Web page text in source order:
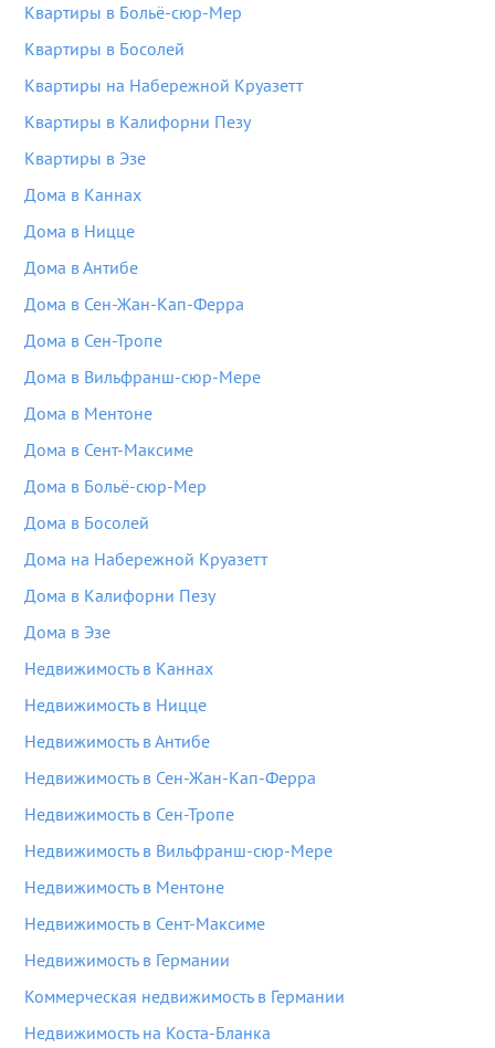
Квартиры в Больё-сюр-Мер
Квартиры в Босолей
Квартиры на Набережной Круазетт
Квартиры в Калифорни Пезу
Квартиры в Эзе
Дома в Каннах
Дома в Ницце
Дома в Антибе
Дома в Сен-Жан-Кап-Ферра
Дома в Сен-Тропе
Дома в Вильфранш-сюр-Мере
Дома в Ментоне
Дома в Сент-Максиме
Дома в Больё-сюр-Мер
Дома в Босолей
Дома на Набережной Круазетт
Дома в Калифорни Пезу
Дома в Эзе
Недвижимость в Каннах
Недвижимость в Ницце
Недвижимость в Антибе
Недвижимость в Сен-Жан-Кап-Ферра
Недвижимость в Сен-Тропе
Недвижимость в Вильфранш-сюр-Мере
Недвижимость в Ментоне
Недвижимость в Сент-Максиме
Недвижимость в Германии
Коммерческая недвижимость в Германии
Недвижимость на Коста-Бланка